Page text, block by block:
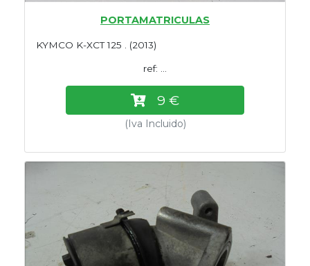
PORTAMATRICULAS
KYMCO K-XCT 125 . (2013)
ref: ...
9 €
(Iva Incluido)